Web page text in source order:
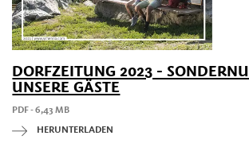
DORFZEITUNG 2023 -
UNSERE GÄSTE
PDF - 6,43 MB
HERUNTERLADEN